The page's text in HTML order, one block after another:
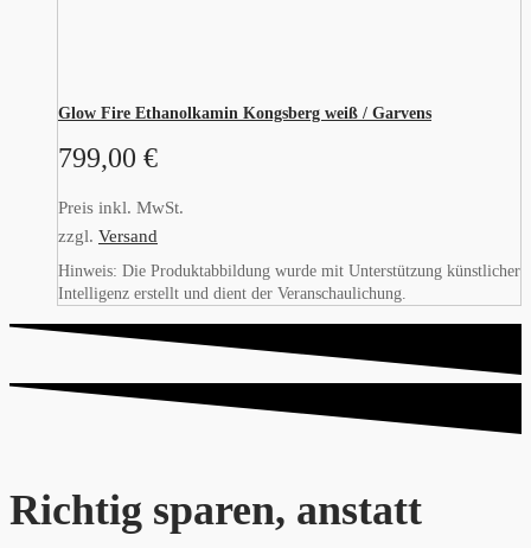
Glow Fire Ethanolkamin Kongsberg weiß / Garvens
799,00 €
Preis inkl. MwSt.
zzgl. Versand
Hinweis: Die Produktabbildung wurde mit Unterstützung künstlicher
Intelligenz erstellt und dient der Veranschaulichung.
Richtig sparen, anstatt